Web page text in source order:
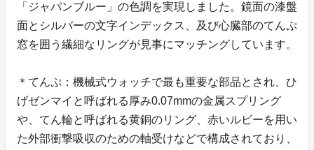
「ジャパンブルー」の色調を実現しました。鏡面の漆盤
面とシルバーの文字インデックス、及び心臓部のてんぷ
窓を囲う繊細なリングが見事にマッチングしています。
＊てんぷ：機械式ウォッチで最も重要な部品とされ、ひ
げゼンマイと呼ばれる厚み0.07mmの金属スプリング
や、てん輪と呼ばれる黄銅のリング、赤いルビーを用い
た外部衝撃吸収のための軸受けなどで構成されており、